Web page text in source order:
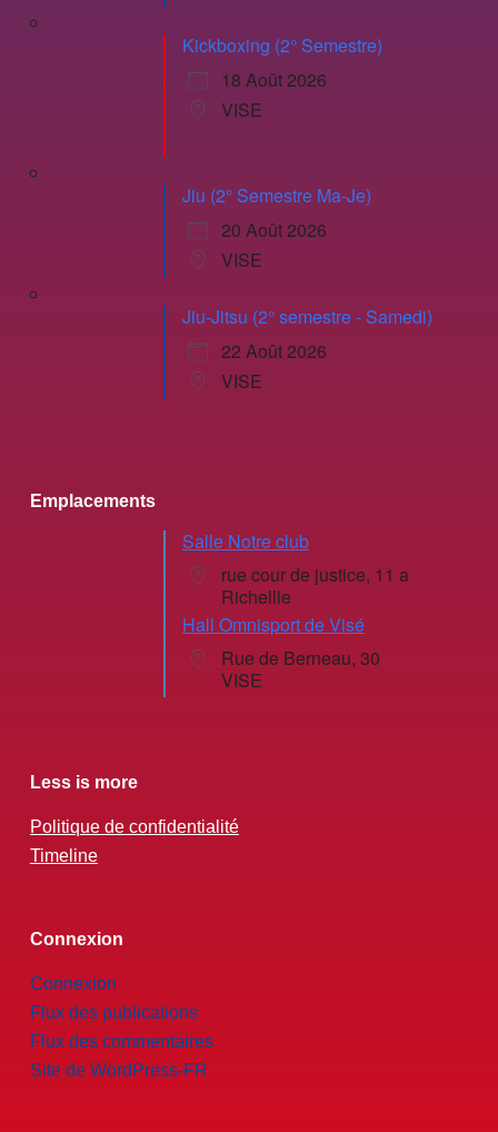
Kickboxing (2° Semestre)
18 Août 2026
VISE
Jiu (2° Semestre Ma-Je)
20 Août 2026
VISE
Jiu-Jitsu (2° semestre - Samedi)
22 Août 2026
VISE
Emplacements
Salle Notre club
rue cour de justice, 11 a
Richellle
Hall Omnisport de Visé
Rue de Berneau, 30
VISE
Less is more
Politique de confidentialité
Timeline
Connexion
Connexion
Flux des publications
Flux des commentaires
Site de WordPress-FR